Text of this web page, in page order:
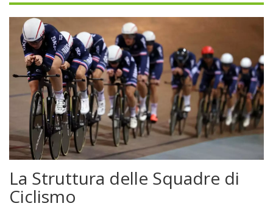
La Struttura delle Squadre di
Ciclismo